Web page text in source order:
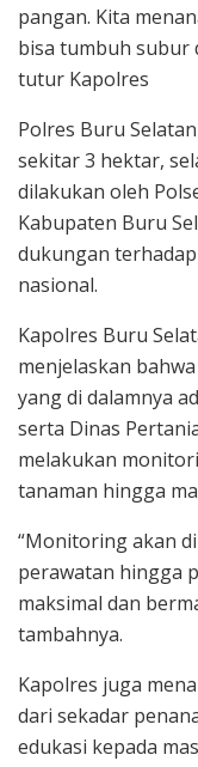
pangan. Kita
bisa tumbuh subur
tutur Kapolres
Polres Buru
sekitar 3 hektar,
dilakukan oleh
Kabupaten Buru
dukungan
nasional.
Kapolres Buru
menjelaskan
yang di dalamnya
serta Dinas
melakukan
tanaman hingga
“Monitoring akan
perawatan hingga
maksimal dan
tambahnya.
Kapolres juga
dari sekadar
edukasi kepada